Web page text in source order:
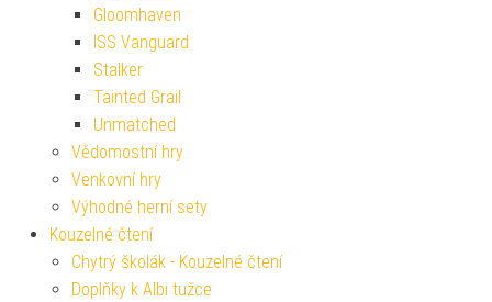
Gloomhaven
ISS Vanguard
Stalker
Tainted Grail
Unmatched
Vědomostní hry
Venkovní hry
Výhodné herní sety
Kouzelné čtení
Chytrý školák - Kouzelné čtení
Doplňky k Albi tužce